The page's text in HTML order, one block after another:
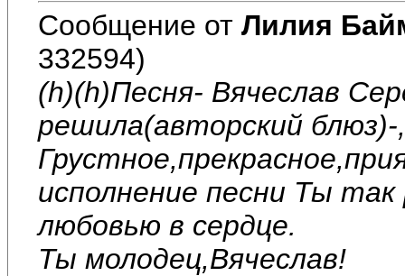
Сообщение от Лилия
332594)
(h)(h)Песня- Вячеслав
решила(авторский блюз)-
исполнение песни Ты
любовью в сердце.
Ты молодец,Вячеслав!